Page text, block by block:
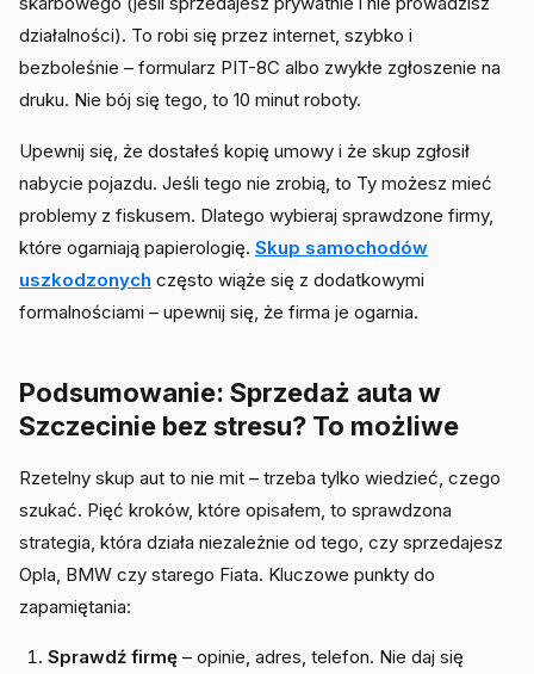
działalności). To robi się przez internet, szybko i
bezboleśnie – formularz PIT-8C albo zwykłe zgłoszenie na
druku. Nie bój się tego, to 10 minut roboty.
Upewnij się, że dostałeś kopię umowy i że skup zgłosił
nabycie pojazdu. Jeśli tego nie zrobią, to Ty możesz mieć
problemy z fiskusem. Dlatego wybieraj sprawdzone firmy,
które ogarniają papierologię. Skup samochodów
uszkodzonych często wiąże się z dodatkowymi
formalnościami – upewnij się, że firma je ogarnia.
Podsumowanie: Sprzedaż auta w
Szczecinie bez stresu? To możliwe
Rzetelny skup aut to nie mit – trzeba tylko wiedzieć, czego
szukać. Pięć kroków, które opisałem, to sprawdzona
strategia, która działa niezależnie od tego, czy sprzedajesz
Opla, BMW czy starego Fiata. Kluczowe punkty do
zapamiętania:
Sprawdź firmę – opinie, adres, telefon. Nie daj się